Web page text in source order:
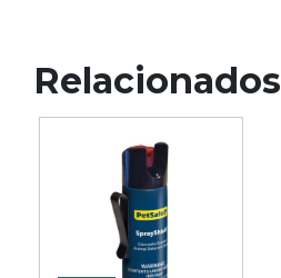
Relacionados